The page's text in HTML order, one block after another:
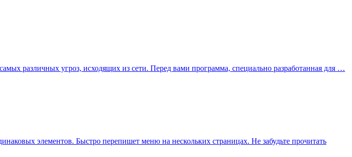
различных угроз, исходящих из сети. Перед вами программа, специально разработанная для …
элементов. Быстро перепишет меню на нескольких страницах. Не забудьте прочитать